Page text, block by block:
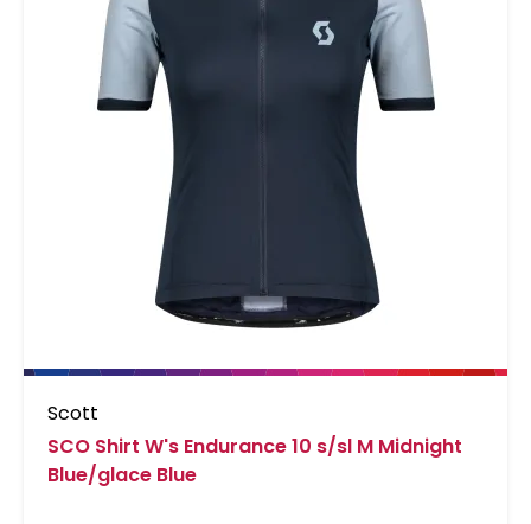
Scott
SCO Shirt W's Endurance 10 s/sl M Midnight
Blue/glace Blue